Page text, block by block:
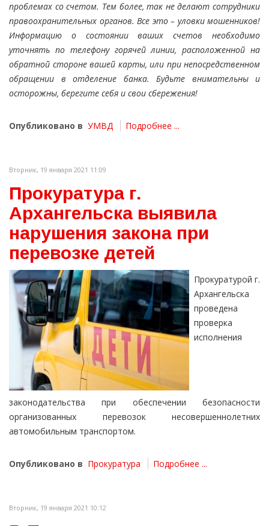
проблемах со счетом. Тем более, так не делают сотрудники
правоохранительных органов. Все это – уловки мошенников!
Информацию о состоянии ваших счетов необходимо
уточнять по телефону горячей линии, расположенной на
обратной стороне вашей карты, или при непосредственном
обращении в отделение банка. Будьте внимательны и
осторожны, берегите себя и свои сбережения!
Опубликовано в УМВД Подробнее ...
Вторник, 19 января 2021 11:09
Прокуратура г.
Архангельска выявила
нарушения закона при
перевозке детей
Прокуратурой г.
Архангельска
проведена
проверка
исполнения
законодательства при обеспечении безопасности
организованных перевозок несовершеннолетних
автомобильным транспортом.
Опубликовано в Прокуратура Подробнее ...
Вторник, 19 января 2021 10:12